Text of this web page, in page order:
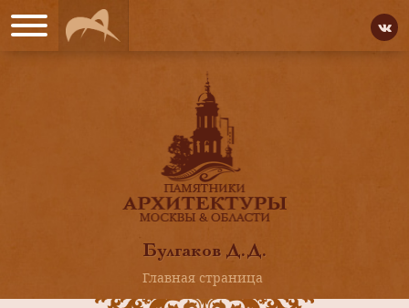
Булгаков Д.Д.
Главная страница